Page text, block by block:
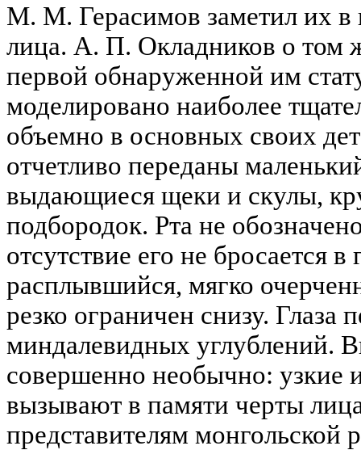
М. М. Герасимов заметил их в
лица. А. П. Окладников о том
первой обнаруженной им
моделировано наиболее
объемно в основных своих
отчетливо переданы
выдающиеся щеки и скулы,
подбородок. Рта не
отсутствие его не бросается в
расплывшийся, мягко
резко ограничен снизу. Глаза
миндалевидных углублений.
совершенно необычно: узкие
вызывают в памяти черты
представителям монгольской